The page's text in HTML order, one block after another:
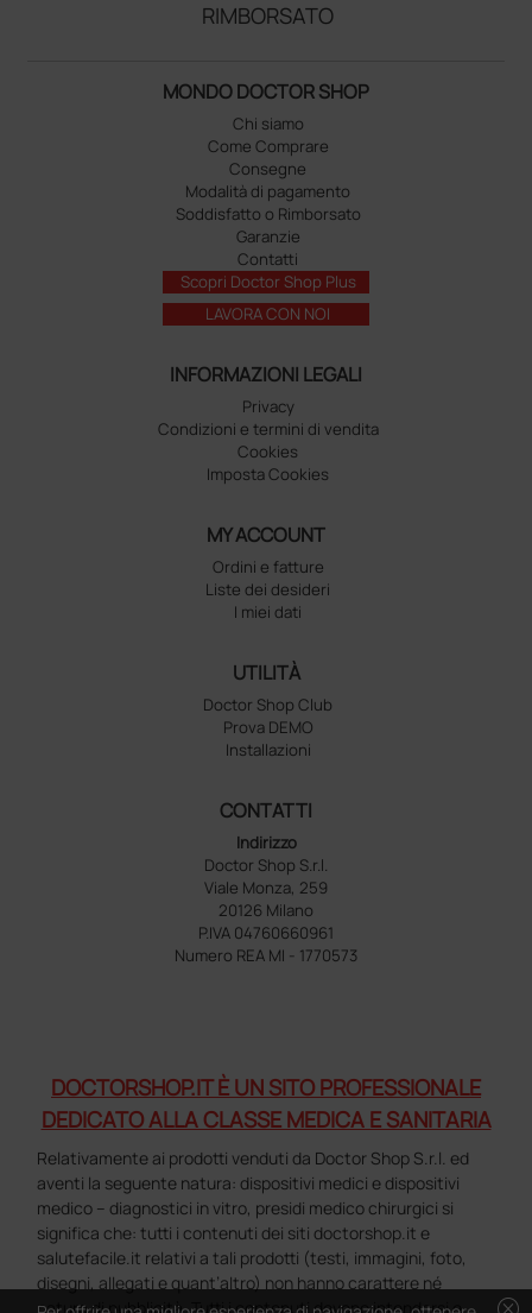
RIMBORSATO
MONDO DOCTOR SHOP
Chi siamo
Come Comprare
Consegne
Modalità di pagamento
Soddisfatto o Rimborsato
Garanzie
Contatti
Scopri Doctor Shop Plus
LAVORA CON NOI
INFORMAZIONI LEGALI
Privacy
Condizioni e termini di vendita
Cookies
Imposta Cookies
MY ACCOUNT
Ordini e fatture
Liste dei desideri
I miei dati
UTILITÀ
Doctor Shop Club
Prova DEMO
Installazioni
CONTATTI
Indirizzo
Doctor Shop S.r.l.
Viale Monza, 259
20126 Milano
P.IVA 04760660961
Numero REA MI - 1770573
DOCTORSHOP.IT È UN SITO PROFESSIONALE
DEDICATO ALLA CLASSE MEDICA E SANITARIA
Relativamente ai prodotti venduti da Doctor Shop S.r.l. ed
aventi la seguente natura: dispositivi medici e dispositivi
medico – diagnostici in vitro, presidi medico chirurgici si
significa che: tutti i contenuti dei siti doctorshop.it e
salutefacile.it relativi a tali prodotti (testi, immagini, foto,
disegni, allegati e quant’altro) non hanno carattere né
natura di pubblicità. Tutti i contenuti devono intendersi e